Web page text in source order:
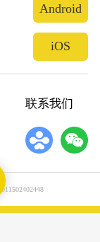
Android
iOS
联系我们